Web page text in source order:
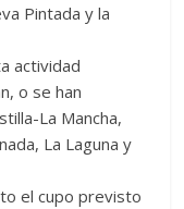
Pintada y la
actividad
o se han
La Mancha,
La Laguna y
el cupo previsto